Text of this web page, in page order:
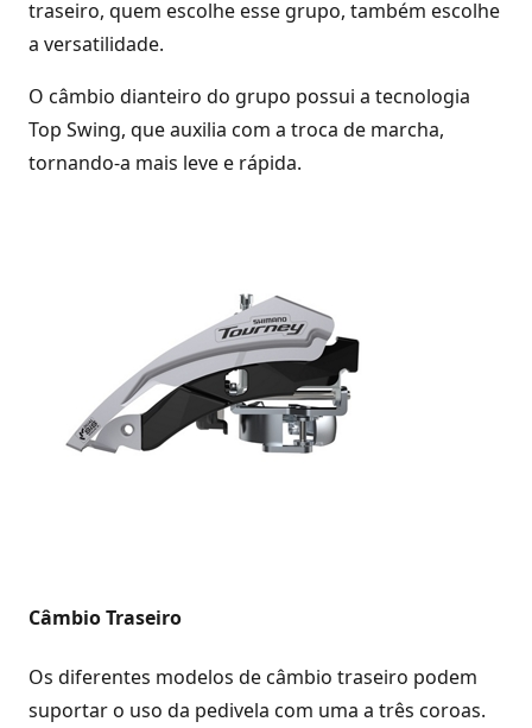
traseiro, quem escolhe esse grupo, também escolhe
a versatilidade.
O câmbio dianteiro do grupo possui a tecnologia
Top Swing, que auxilia com a troca de marcha,
tornando-a mais leve e rápida.
Câmbio Traseiro
Os diferentes modelos de câmbio traseiro podem
suportar o uso da pedivela com uma a três coroas.